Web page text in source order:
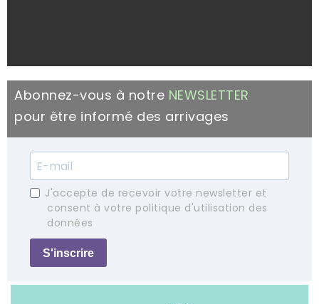
Abonnez-vous à notre NEWSLETTER
pour être informé des arrivages
J'accepte de recevoir votre newsletter et
consent à votre politique d'utilisation des
données
S'inscrire